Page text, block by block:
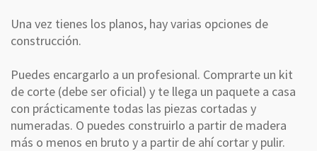
Una vez tienes los planos, hay varias opciones de
construcción.
Puedes encargarlo a un profesional. Comprarte un kit
de corte (debe ser oficial) y te llega un paquete a casa
con prácticamente todas las piezas cortadas y
numeradas. O puedes construirlo a partir de madera
más o menos en bruto y a partir de ahí cortar y pulir.